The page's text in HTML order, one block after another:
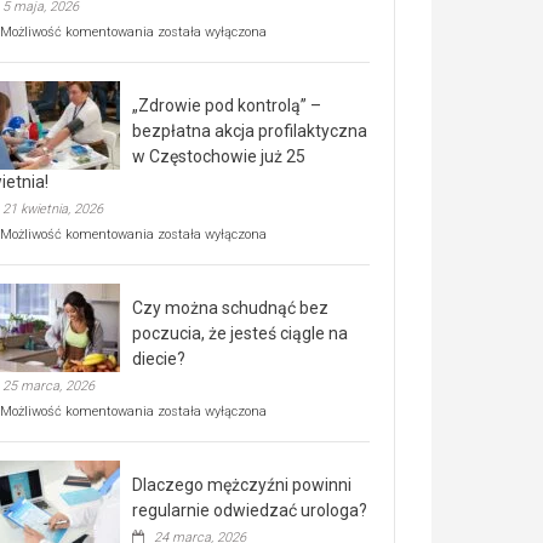
5 maja, 2026
Możliwość komentowania Rusza
rehabilitacji
dla
seniorów!
została wyłączona
„Zdrowie pod kontrolą” –
bezpłatna akcja profilaktyczna
w Częstochowie już 25
21 kwietnia, 2026
Możliwość komentowania „Zdrowie
bezpłatna
akcja
profilaktyczna
w
już
kwietnia!
została wyłączona
Czy można schudnąć bez
poczucia, że jesteś ciągle na
diecie?
25 marca, 2026
Możliwość komentowania Czy
poczucia,
że
została wyłączona
Dlaczego mężczyźni powinni
regularnie odwiedzać urologa?
24 marca, 2026